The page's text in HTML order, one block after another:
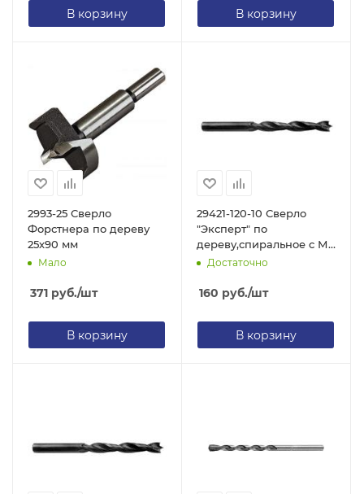
В корзину В корзину
2993-25 Сверло
Форстнера по дереву
25х90 мм
Мало
371 руб./шт
В корзину
29421-120-10 Сверло
"Эксперт" по
дереву,спиральное с М-
образ.заточкой,
10х120 мм
Достаточно
160 руб./шт
В корзину